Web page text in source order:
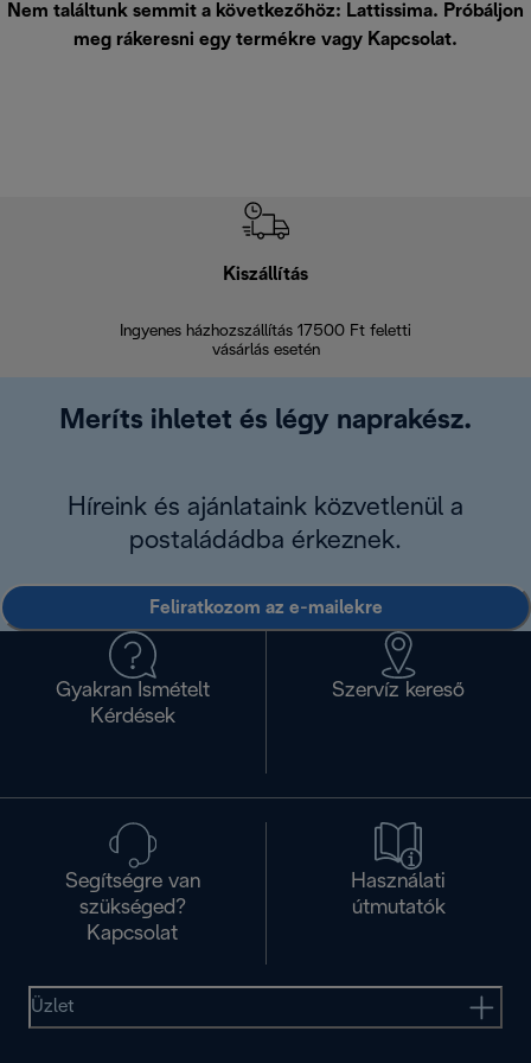
Nem találtunk semmit a következőhöz: Lattissima. Próbáljon
meg rákeresni egy termékre vagy Kapcsolat.
Kiszállítás
Ingyenes házhozszállítás 17500 Ft feletti
vásárlás esetén
Meríts ihletet és légy naprakész.
Híreink és ajánlataink közvetlenül a
postaládádba érkeznek.
Feliratkozom az e-mailekre
Gyakran Ismételt
Kérdések
Szervíz kereső
Segítségre van
szükséged?
Kapcsolat
Használati
útmutatók
Üzlet